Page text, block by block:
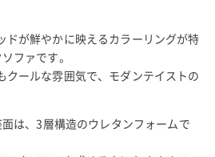
ドが鮮やかに映えるカラーリングが特
ファです。
クールな雰囲気で、モダンテイストの
は、3層構造のウレタンフォームで